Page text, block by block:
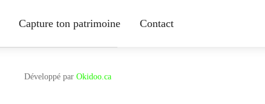
Capture ton patrimoine Contact
Développé par Okidoo.ca